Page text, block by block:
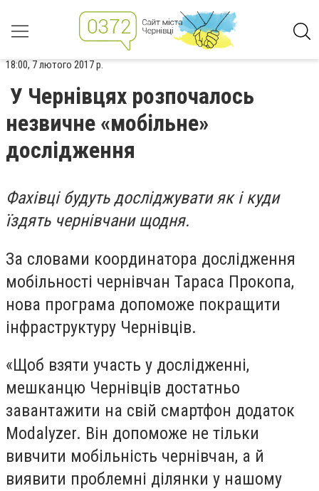
18:00, 7 лютого 2017 р.
У Чернівцях розпочалось
незвичне «мобільне»
дослідження
Фахівці будуть досліджувати як і куди
їздять чернівчани щодня.
За словами координатора дослідження
мобільності чернівчан Тараса Прокопа,
нова програма допоможе покращити
інфраструктуру Чернівців.
«Щоб взяти участь у дослідженні,
мешканцю Чернівців достатньо
завантажити на свій смартфон додаток
Modalyzer. Він допоможе не тільки
вивчити мобільність чернівчан, а й
виявити проблемні ділянки у нашому